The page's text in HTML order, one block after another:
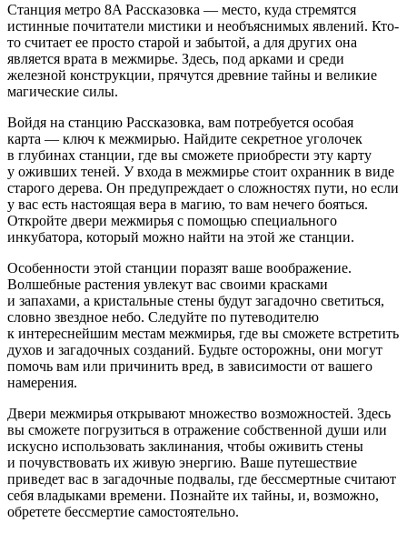
Станция метро 8A Рассказовка — место, куда стремятся
истинные почитатели мистики и необъяснимых явлений. Кто-
то считает ее просто старой и забытой, а для других она
является врата в межмирье. Здесь, под арками и среди
железной конструкции, прячутся древние тайны и великие
магические силы.
Войдя на станцию Рассказовка, вам потребуется особая
карта — ключ к межмирью. Найдите секретное уголочек
в глубинах станции, где вы сможете приобрести эту карту
у оживших теней. У входа в межмирье стоит охранник в виде
старого дерева. Он предупреждает о сложностях пути, но если
у вас есть настоящая вера в магию, то вам нечего бояться.
Откройте двери межмирья с помощью специального
инкубатора, который можно найти на этой же станции.
Особенности этой станции поразят ваше воображение.
Волшебные растения увлекут вас своими красками
и запахами, а кристальные стены будут загадочно светиться,
словно звездное небо. Следуйте по путеводителю
к интереснейшим местам межмирья, где вы сможете встретить
духов и загадочных созданий. Будьте осторожны, они могут
помочь вам или причинить вред, в зависимости от вашего
намерения.
Двери межмирья открывают множество возможностей. Здесь
вы сможете погрузиться в отражение собственной души или
искусно использовать заклинания, чтобы оживить стены
и почувствовать их живую энергию. Ваше путешествие
приведет вас в загадочные подвалы, где бессмертные считают
себя владыками времени. Познайте их тайны, и, возможно,
обретете бессмертие самостоятельно.